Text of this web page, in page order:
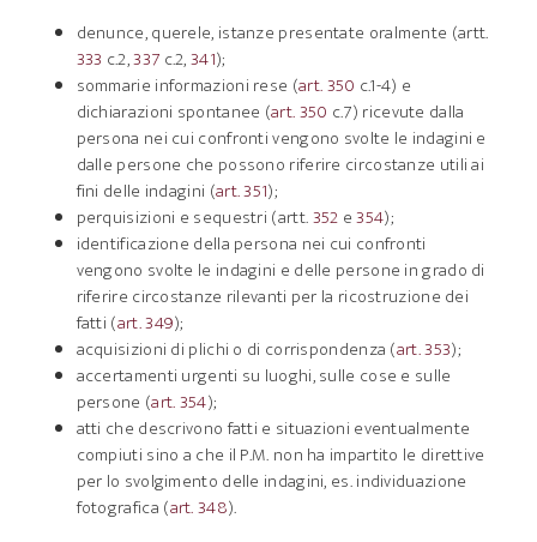
denunce, querele, istanze presentate oralmente (artt.
333 c.2,337 c.2,341);
sommarie informazioni rese (art. 350 c.1-4) e
dichiarazioni spontanee (art. 350 c.7) ricevute dalla
persona nei cui confronti vengono svolte le indagini e
dalle persone che possono riferire circostanze utili ai
fini delle indagini (art. 351);
perquisizioni e sequestri (artt.352 e354);
identificazione della persona nei cui confronti
vengono svolte le indagini e delle persone in grado di
riferire circostanze rilevanti per la ricostruzione dei
fatti (art. 349);
acquisizioni di plichi o di corrispondenza (art. 353);
accertamenti urgenti su luoghi, sulle cose e sulle
persone (art. 354);
atti che descrivono fatti e situazioni eventualmente
compiuti sino a che il P.M. non ha impartito le direttive
per lo svolgimento delle indagini, es. individuazione
fotografica (art. 348).